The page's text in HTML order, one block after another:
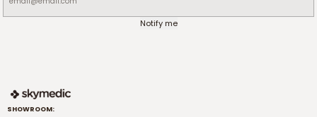
Notify me
SHOWROOM: